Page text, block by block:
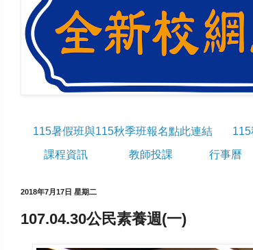
115暑假班與115秋季班報名點此連結
課程資訊
教師投課 行事曆
2018年7月17日 星期二
107.04.30公民素養週(一)